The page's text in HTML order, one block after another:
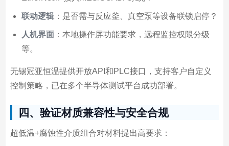
联动逻辑：是否需与反应釜、真空泵等设备联锁启停？
人机界面：本地操作屏功能要求，远程监控权限分级
等。
无锡冠亚恒温提供开放API和PLC接口，支持客户自定义
控制策略，已在多个半导体测试平台成功部署。
四、验证材质兼容性与安全合规
超低温+腐蚀性介质组合对材料提出高要求：